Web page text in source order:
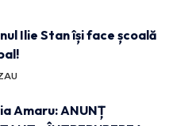
Ilie Stan își face școală
Amaru: ANUNȚ